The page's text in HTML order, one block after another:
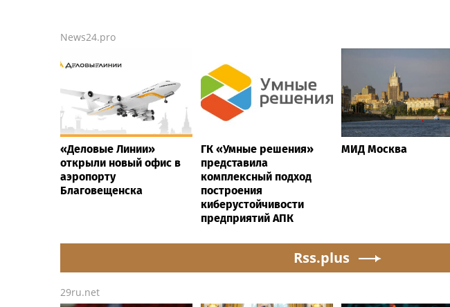
News24.pro
«Деловые Линии»
открыли новый офис в
аэропорту
Благовещенска
ГК «Умные решения»
представила
комплексный подход
построения
киберустойчивости
предприятий АПК
МИД Москва
Rss.plus
29ru.net